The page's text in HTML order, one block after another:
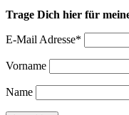
Trage Dich hier für
E-Mail Adresse*
Vorname
Name